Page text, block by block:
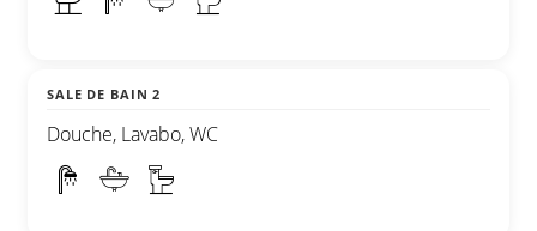
SALE DE BAIN 2
Douche, Lavabo, WC